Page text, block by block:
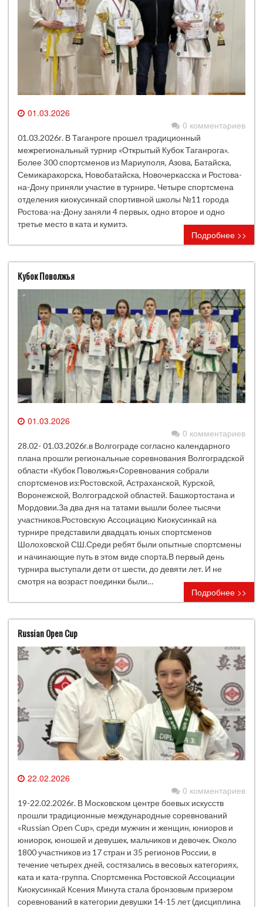
01.03.2026
0 комментариев
01.03.2026г. В Таганроге прошел традиционный
межрегиональный турнир «Открытый Кубок Таганрога».
Более 300 спортсменов из Мариуполя, Азова, Батайска,
Семикаракорска, Новобатайска, Новочеркасска и Ростова-
на-Дону приняли участие в турнире. Четыре спортсмена
отделения киокусинкай спортивной школы №11 города
Ростова-на-Дону заняли 4 первых, одно второе и одно
третье место в ката и кумитэ.
Подробнее >>
Кубок Поволжья
01.03.2026
0 комментариев
28.02- 01.03.2026г.в Волгограде согласно календарного
плана прошли региональные соревнования Волгоградской
области «Кубок Поволжья»Соревнования собрали
спортсменов из:Ростовской, Астраханской, Курской,
Воронежской, Волгоградской областей. Башкортостана и
Мордовии.За два дня на татами вышли более тысячи
участников.Ростовскую Ассоциацию Киокусинкай на
турнире представили двадцать юных спортсменов
Шолоховской СШ.Среди ребят были опытные спортсмены
и начинающие путь в этом виде спорта.В первый день
турнира выступали дети от шести, до девяти лет. И не
смотря на возраст поединки были…
Подробнее >>
Russian Open Cup
22.02.2026
0 комментариев
19-22.02.2026г. В Московском центре боевых искусств
прошли традиционные международные соревнований
«Russian Open Cup», среди мужчин и женщин, юниоров и
юниорок, юношей и девушек, мальчиков и девочек. Около
1800 участников из 17 стран и 35 регионов России, в
течение четырех дней, состязались в весовых категориях,
ката и ката-группа. Спортсменка Ростовской Ассоциации
Киокусинкай Ксения Минута стала бронзовым призером
соревнований в категории девушки 14-15 лет (дисциплина